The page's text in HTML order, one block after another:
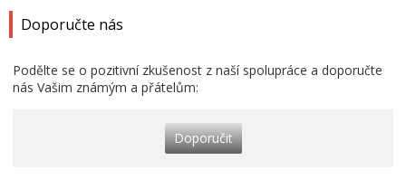
Doporučte nás
Podělte se o pozitivní zkušenost z naší spolupráce a doporučte
nás Vašim známým a přátelům:
Doporučit